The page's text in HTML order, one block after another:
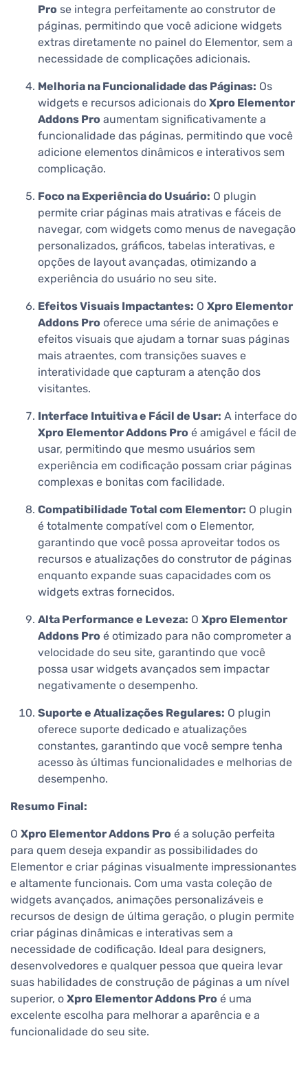
Pro se integra perfeitamente ao construtor de
páginas, permitindo que você adicione widgets
extras diretamente no painel do Elementor, sem a
necessidade de complicações adicionais.
Melhoria na Funcionalidade das Páginas: Os
widgets e recursos adicionais do Xpro Elementor
Addons Pro aumentam significativamente a
funcionalidade das páginas, permitindo que você
adicione elementos dinâmicos e interativos sem
complicação.
Foco na Experiência do Usuário: O plugin
permite criar páginas mais atrativas e fáceis de
navegar, com widgets como menus de navegação
personalizados, gráficos, tabelas interativas, e
opções de layout avançadas, otimizando a
experiência do usuário no seu site.
Efeitos Visuais Impactantes: O Xpro Elementor
Addons Pro oferece uma série de animações e
efeitos visuais que ajudam a tornar suas páginas
mais atraentes, com transições suaves e
interatividade que capturam a atenção dos
visitantes.
Interface Intuitiva e Fácil de Usar: A interface do
Xpro Elementor Addons Pro é amigável e fácil de
usar, permitindo que mesmo usuários sem
experiência em codificação possam criar páginas
complexas e bonitas com facilidade.
Compatibilidade Total com Elementor: O plugin
é totalmente compatível com o Elementor,
garantindo que você possa aproveitar todos os
recursos e atualizações do construtor de páginas
enquanto expande suas capacidades com os
widgets extras fornecidos.
Alta Performance e Leveza: O Xpro Elementor
Addons Pro é otimizado para não comprometer a
velocidade do seu site, garantindo que você
possa usar widgets avançados sem impactar
negativamente o desempenho.
Suporte e Atualizações Regulares: O plugin
oferece suporte dedicado e atualizações
constantes, garantindo que você sempre tenha
acesso às últimas funcionalidades e melhorias de
desempenho.
Resumo Final:
O Xpro Elementor Addons Pro é a solução perfeita
para quem deseja expandir as possibilidades do
Elementor e criar páginas visualmente impressionantes
e altamente funcionais. Com uma vasta coleção de
widgets avançados, animações personalizáveis e
recursos de design de última geração, o plugin permite
criar páginas dinâmicas e interativas sem a
necessidade de codificação. Ideal para designers,
desenvolvedores e qualquer pessoa que queira levar
suas habilidades de construção de páginas a um nível
superior, o Xpro Elementor Addons Pro é uma
excelente escolha para melhorar a aparência e a
funcionalidade do seu site.